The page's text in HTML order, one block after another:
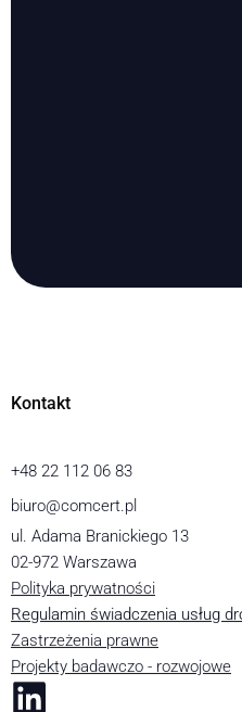
Kontakt
+48 22 112 06 83
biuro@comcert.pl
ul. Adama Branickiego 13
02-972 Warszawa
Polityka prywatności
Regulamin świadczenia usług
Zastrzeżenia prawne
Projekty badawczo - rozwojowe